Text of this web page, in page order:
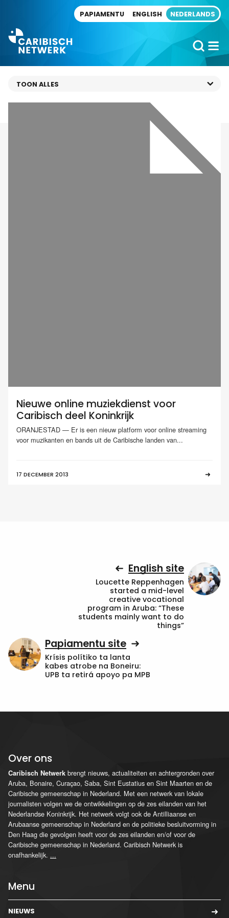
PAPIAMENTU ENGLISH NEDERLANDS
Nieuwe online muziekdienst voor
Caribisch deel Koninkrijk
ORANJESTAD — Er is een nieuw platform voor online streaming
voor muzikanten en bands uit de Caribische landen van...
17 DECEMBER 2013
English site
Loucette Reppenhagen
started a mid-level
creative vocational
program in Aruba: “These
students mainly want to do
things”
Papiamentu site
Krísis polítiko ta lanta
kabes atrobe na Boneiru:
UPB ta retirá apoyo pa MPB
Over ons
Caribisch Netwerk brengt nieuws, actualiteiten en achtergronden over
Aruba, Bonaire, Curaçao, Saba, Sint Eustatius en Sint Maarten en de
Caribische gemeenschap in Nederland. Met een netwerk van lokale
journalisten volgen we de ontwikkelingen op de zes eilanden van het
Nederlandse Koninkrijk. Het netwerk volgt ook de Antilliaanse en
Arubaanse gemeenschap in Nederland en de politieke besluitvorming in
Den Haag die gevolgen heeft voor de zes eilanden en/of voor de
Caribische gemeenschap in Nederland. Caribisch Netwerk is
onafhankelijk. ...
Menu
NIEUWS